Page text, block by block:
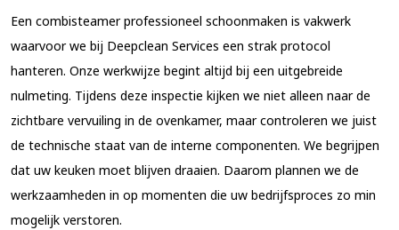
Een combisteamer professioneel schoonmaken is vakwerk
waarvoor we bij Deepclean Services een strak protocol
hanteren. Onze werkwijze begint altijd bij een uitgebreide
nulmeting. Tijdens deze inspectie kijken we niet alleen naar de
zichtbare vervuiling in de ovenkamer, maar controleren we juist
de technische staat van de interne componenten. We begrijpen
dat uw keuken moet blijven draaien. Daarom plannen we de
werkzaamheden in op momenten die uw bedrijfsproces zo min
mogelijk verstoren.